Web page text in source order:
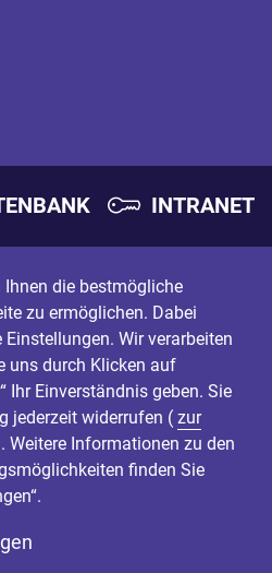
INTRANET
die bestmögliche
zu ermöglichen. Dabei
Wir verarbeiten
uns durch Klicken auf
Ihr Einverständnis geben. Sie
jederzeit widerrufen ( zur
Weitere Informationen zu den
finden Sie